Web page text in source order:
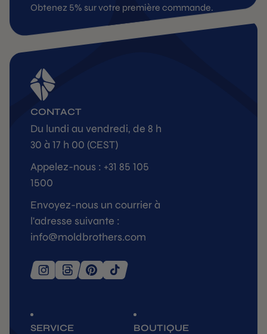
Obtenez 5% sur votre première commande.
SERVICE
BOUTIQUE
CONTACT
Du lundi au vendredi, de 8 h
30 à 17 h 00 (CEST)
Appelez-nous : +31 85 105
1500
Envoyez-nous un courrier à
l'adresse suivante :
info@moldbrothers.com